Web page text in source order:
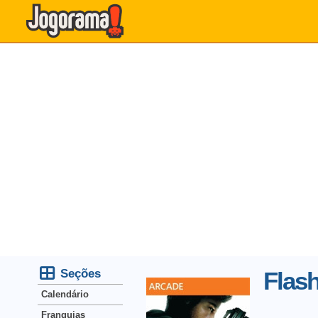
Seções
Calendário
Franquias